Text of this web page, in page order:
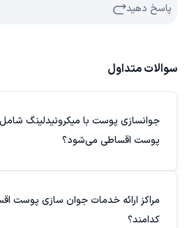
پاسخ دهید
سوالات متداول
جوانسازی پوست با میکرونیدلینگ
پوست اقساطی می‌شود؟
مراکز ارائه خدمات جوان سازی پوست
کدامند؟